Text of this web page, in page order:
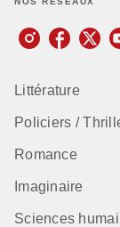
Littérature
Policiers /
Romance
Imaginaire
Sciences